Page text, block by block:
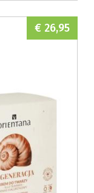
€ 26,95